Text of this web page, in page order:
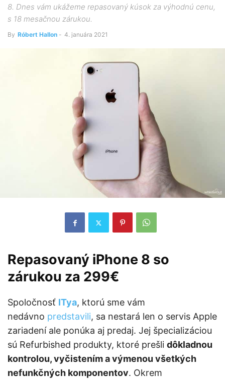
8. Dnes vám ukážeme repasovaný kúsok za výhodnú cenu,
s 18 mesačnou zárukou.
By Róbert Hallon - 4. januára 2021
Repasovaný iPhone 8 so
zárukou za 299€
Spoločnosť ITya, ktorú sme vám
nedávno predstavili, sa nestará len o servis Apple
zariadení ale ponúka aj predaj. Jej špecializáciou
sú Refurbished produkty, ktoré prešli dôkladnou
kontrolou, vyčistením a výmenou všetkých
nefunkčných komponentov. Okrem